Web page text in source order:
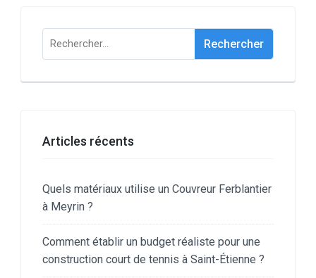
Rechercher :
Articles récents
Quels matériaux utilise un Couvreur Ferblantier
à Meyrin ?
Comment établir un budget réaliste pour une
construction court de tennis à Saint-Étienne ?